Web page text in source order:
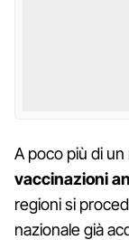
A poco più di
vaccinazioni
regioni si
nazionale già